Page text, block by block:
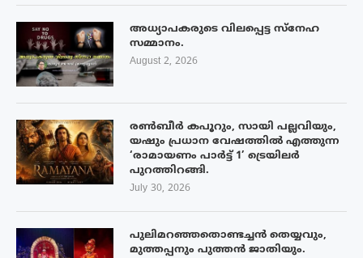
അധ്യാപകരുടെ വിലപ്പെട്ട സ്നേഹ
സമ്മാനം.
August 2, 2026
രൺബീർ കപൂറും, സായി പല്ലവിയും,
യഷും പ്രധാന വേഷത്തിൽ എത്തുന്ന
‘രാമായണം പാർട്ട് 1’ ട്രെയിലർ
പുറത്തിറങ്ങി.
July 30, 2026
പുലിമറഞ്ഞതൊണ്ടച്ചൻ തെയ്യവും,
മുത്തപ്പനും പുത്തൻ ജാതിയും.